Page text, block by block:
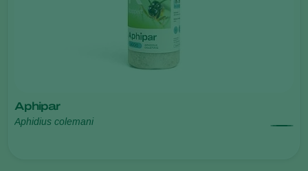
Aphipar
Aphidius colemani